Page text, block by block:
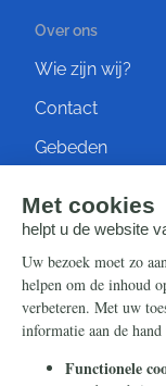
Over ons
Wie zijn wij?
Contact
Gebeden
Steun ons
Nieuwsbrief
Eenmalig
Maandelijks